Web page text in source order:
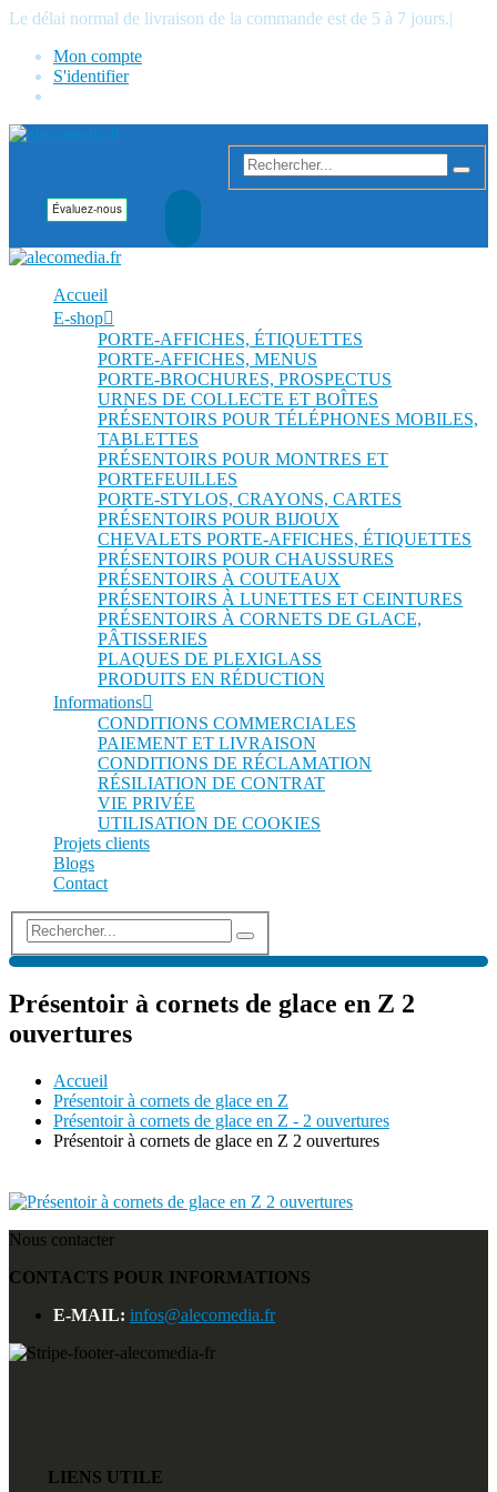
Le délai normal de livraison de la commande est de 5 à 7 jours.|
Mon compte
S'identifier
Accueil
E-shop
PORTE-AFFICHES, ÉTIQUETTES
PORTE-AFFICHES, MENUS
PORTE-BROCHURES, PROSPECTUS
URNES DE COLLECTE ET BOÎTES
PRÉSENTOIRS POUR TÉLÉPHONES MOBILES,
TABLETTES
PRÉSENTOIRS POUR MONTRES ET
PORTEFEUILLES
PORTE-STYLOS, CRAYONS, CARTES
PRÉSENTOIRS POUR BIJOUX
CHEVALETS PORTE-AFFICHES, ÉTIQUETTES
PRÉSENTOIRS POUR CHAUSSURES
PRÉSENTOIRS À COUTEAUX
PRÉSENTOIRS À LUNETTES ET CEINTURES
PRÉSENTOIRS À CORNETS DE GLACE,
PÂTISSERIES
PLAQUES DE PLEXIGLASS
PRODUITS EN RÉDUCTION
Informations
CONDITIONS COMMERCIALES
PAIEMENT ET LIVRAISON
CONDITIONS DE RÉCLAMATION
RÉSILIATION DE CONTRAT
VIE PRIVÉE
UTILISATION DE COOKIES
Projets clients
Blogs
Contact
Présentoir à cornets de glace en Z 2
ouvertures
Accueil
Présentoir à cornets de glace en Z
Présentoir à cornets de glace en Z - 2 ouvertures
Présentoir à cornets de glace en Z 2 ouvertures
Nous contacter
CONTACTS POUR INFORMATIONS
E-MAIL: infos@alecomedia.fr
LIENS UTILE